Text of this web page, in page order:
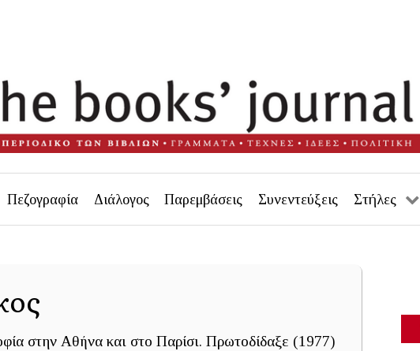
Πεζογραφία Διάλογος Παρεμβάσεις Συνεντεύξεις Στήλες
στην Αθήνα και στο Παρίσι. Πρωτοδίδαξε (1977)